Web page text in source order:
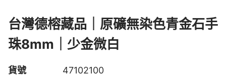
台灣德榕藏品｜原礦無染色青金石手
珠8mm｜少金微白
貨號
47102100